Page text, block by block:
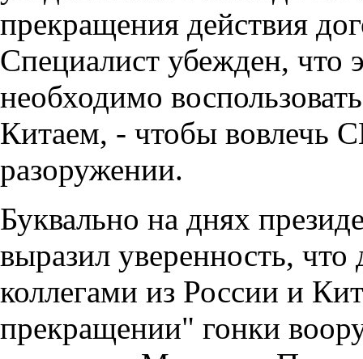
прекращения действия
Специалист убежден,
необходимо
Китаем, - чтобы вовлечь
разоружении.
Буквально на днях
выразил уверенность, что
коллегами из России и
прекращении" гонки